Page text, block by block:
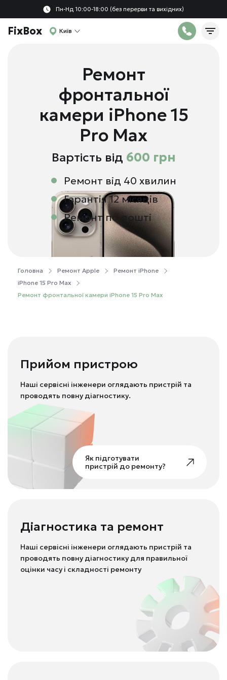
Пн-Нд 10:00-18:00 (без перерви та вихідних)
FixBox Київ
Ремонт
фронтальної
камери iPhone 15
Pro Max
Вартість від 600 грн
Ремонт від 40 хвилин
Гарантія 12 місяців
Ремонт по пошті
Головна Ремонт Apple
Ремонт iPhone
iPhone 15 Pro Max
Ремонт фронтальної камери iPhone 15 Pro Max
Прийом пристрою
Наші сервісні інженери оглядають пристрій та
проводять повну діагностику.
Як підготувати
пристрій до ремонту?
Діагностика та ремонт
Наші сервісні інженери оглядають пристрій та
проводять повну діагностику для правильної
оцінки часу і складності ремонту